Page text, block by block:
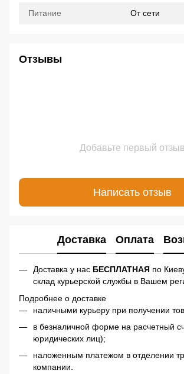
Питание От сети
Отзывы
Добавьте первый отзыв
Написать отзыв
Доставка Оплата
Доставка у нас БЕСПЛАТНАЯ по
склад курьерской службы в Вашем
Подробнее о доставке
наличными курьеру при получении
в безналичной форме на расчетный
юридических лиц);
наложенным платежом в отделении
компании.